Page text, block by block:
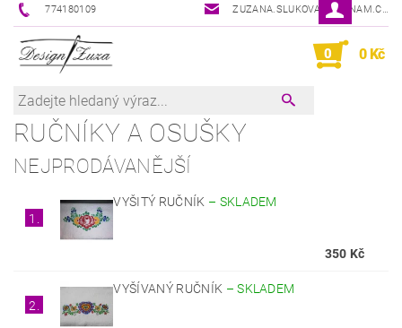
774180109 ZUZANA.SLUKOVA@SEZNAM.CZ
0 0 Kč
RUČNÍKY A OSUŠKY
NEJPRODÁVANĚJŠÍ
1.
VYŠITÝ RUČNÍK – SKLADEM
350 Kč
2.
VYŠÍVANÝ RUČNÍK –SKLADEM